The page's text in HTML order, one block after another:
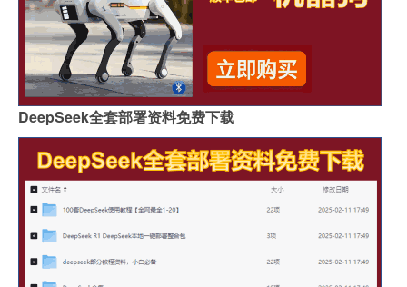
DeepSeek全套部署资料免费下载